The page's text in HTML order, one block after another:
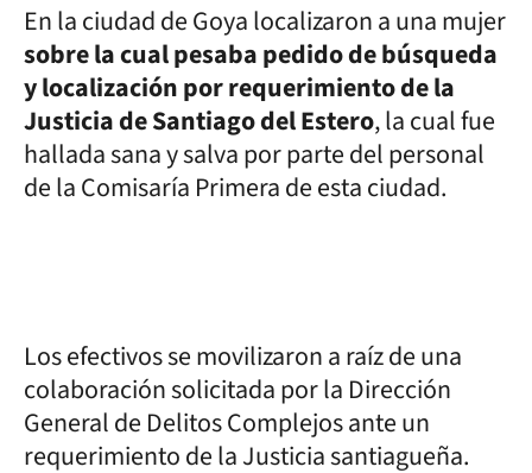
En la ciudad de Goya localizaron a una mujer
sobre la cual pesaba pedido de búsqueda
y localización por requerimiento de la
Justicia de Santiago del Estero, la cual fue
hallada sana y salva por parte del personal
de la Comisaría Primera de esta ciudad.
Los efectivos se movilizaron a raíz de una
colaboración solicitada por la Dirección
General de Delitos Complejos ante un
requerimiento de la Justicia santiagueña.